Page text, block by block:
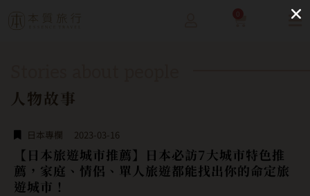
人物故事
日本專欄 2023-03-16
【日本旅遊城市推薦】日本必訪7大城市特色推
薦，家庭、情侶、單人旅遊都能找出你的命定旅
遊城市！